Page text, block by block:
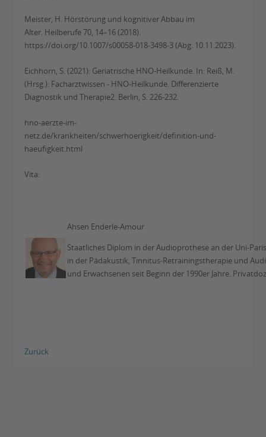
Meister, H. Hörstörung und kognitiver Abbau im
Alter. Heilberufe 70, 14–16 (2018).
https://doi.org/10.1007/s00058-018-3498-3 (Abg. 10.11.2023).
Eichhorn, S. (2021): Geriatrische HNO-Heilkunde. In: Reiß, M.
(Hrsg.): Facharztwissen - HNO-Heilkunde. Differenzierte
Diagnostik und Therapie2. Berlin, S. 226-232.
hno-aerzte-im-
netz.de/krankheiten/schwerhoerigkeit/definition-und-
haeufigkeit.html
Vita:
Ahsen Enderle-Amour
Staatliches Diplom in der Audioprothese an der Uni-
in der Pädakustik, Tinnitus-Retrainingstherapie und
und Erwachsenen seit Beginn der 1990er Jahre.
Zurück